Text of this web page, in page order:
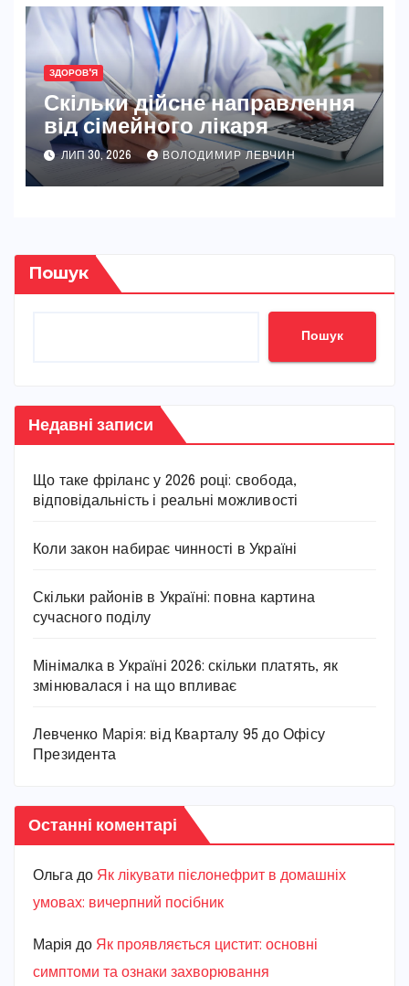
ЗДОРОВ'Я
Скільки дійсне направлення
від сімейного лікаря
ЛИП 30, 2026 ВОЛОДИМИР ЛЕВЧИН
Пошук
Пошук
Недавні записи
Що таке фріланс у 2026 році: свобода,
відповідальність і реальні можливості
Коли закон набирає чинності в Україні
Скільки районів в Україні: повна картина
сучасного поділу
Мінімалка в Україні 2026: скільки платять, як
змінювалася і на що впливає
Левченко Марія: від Кварталу 95 до Офісу
Президента
Останні коментарі
Ольга до Як лікувати пієлонефрит в домашніх
умовах: вичерпний посібник
Марiя до Як проявляється цистит: основні
симптоми та ознаки захворювання